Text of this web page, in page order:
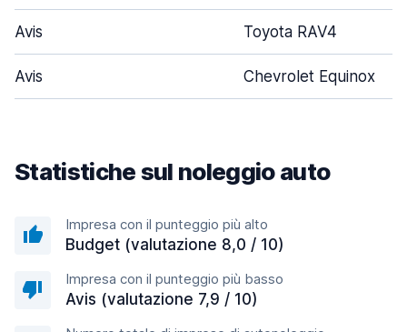
Avis Toyota RAV4
Avis Chevrolet Equinox
Statistiche sul noleggio auto
Impresa con il punteggio più alto
Budget (valutazione 8,0 / 10)
Impresa con il punteggio più basso
Avis (valutazione 7,9 / 10)